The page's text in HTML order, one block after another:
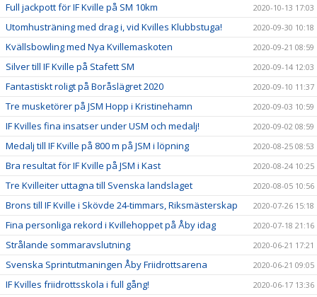
Full jackpott för IF Kville på SM 10km 2020-10-13 17:03
Utomhusträning med drag i, vid Kvilles Klubbstuga! 2020-09-30 10:18
Kvällsbowling med Nya Kvillemaskoten 2020-09-21 08:59
Silver till IF Kville på Stafett SM 2020-09-14 12:03
Fantastiskt roligt på Boråslägret 2020 2020-09-10 11:37
Tre musketörer på JSM Hopp i Kristinehamn 2020-09-03 10:59
IF Kvilles fina insatser under USM och medalj! 2020-09-02 08:59
Medalj till IF Kville på 800 m på JSM i löpning 2020-08-25 08:53
Bra resultat för IF Kville på JSM i Kast 2020-08-24 10:25
Tre Kvilleiter uttagna till Svenska landslaget 2020-08-05 10:56
Brons till IF Kville i Skövde 24-timmars, Riksmästerskap 2020-07-26 15:18
Fina personliga rekord i Kvillehoppet på Åby idag 2020-07-18 21:16
Strålande sommaravslutning 2020-06-21 17:21
Svenska Sprintutmaningen Åby Friidrottsarena 2020-06-21 09:05
IF Kvilles friidrottsskola i full gång! 2020-06-17 13:36